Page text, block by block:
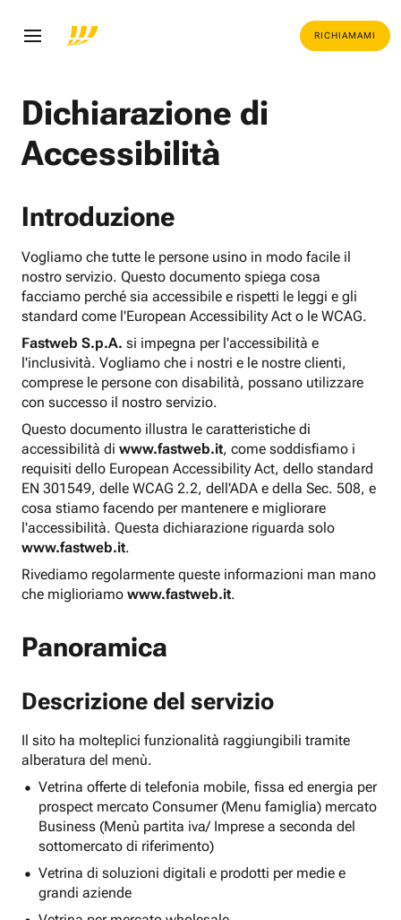
RICHIAMAMI
Dichiarazione di
Accessibilità
Introduzione
Vogliamo che tutte le persone usino in modo facile il
nostro servizio. Questo documento spiega cosa
facciamo perché sia accessibile e rispetti le leggi e gli
standard come l'European Accessibility Act o le WCAG.
Fastweb S.p.A. si impegna per l'accessibilità e
l'inclusività. Vogliamo che i nostri e le nostre clienti,
comprese le persone con disabilità, possano utilizzare
con successo il nostro servizio.
Questo documento illustra le caratteristiche di
accessibilità di www.fastweb.it, come soddisfiamo i
requisiti dello European Accessibility Act, dello standard
EN 301549, delle WCAG 2.2, dell'ADA e della Sec. 508, e
cosa stiamo facendo per mantenere e migliorare
l'accessibilità. Questa dichiarazione riguarda solo
www.fastweb.it.
Rivediamo regolarmente queste informazioni man mano
che miglioriamo www.fastweb.it.
Panoramica
Descrizione del servizio
Il sito ha molteplici funzionalità raggiungibili tramite
alberatura del menù.
Vetrina offerte di telefonia mobile, fissa ed energia per
prospect mercato Consumer (Menu famiglia) mercato
Business (Menù partita iva/ Imprese a seconda del
sottomercato di riferimento)
Vetrina di soluzioni digitali e prodotti per medie e
grandi aziende